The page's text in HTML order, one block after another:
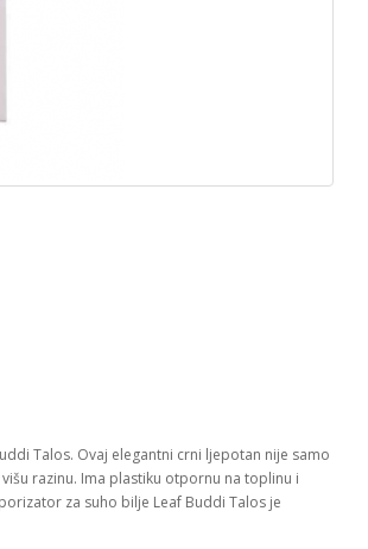
Talos. Ovaj elegantni crni ljepotan nije samo
razinu. Ima plastiku otpornu na toplinu i
za suho bilje Leaf Buddi Talos je